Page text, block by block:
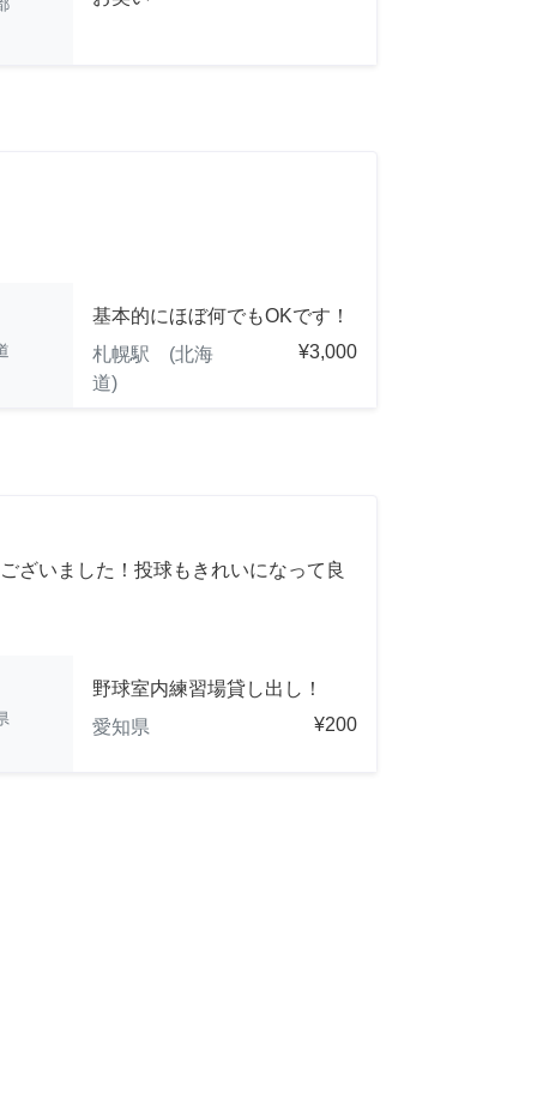
基本的にほぼ何でもOKです！
札幌駅 (北海
道)
¥3,000
ざいました！投球もきれいになって良
野球室内練習場貸し出し！
愛知県
¥200